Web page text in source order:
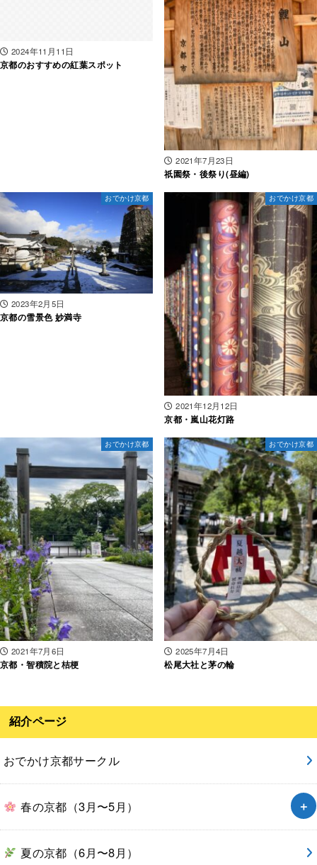
2024年11月11日
京都のおすすめの紅葉スポット
2021年7月23日
祇園祭・後祭り(昼編)
おでかけ京都
2023年2月5日
京都の雪景色 妙満寺
おでかけ京都
2021年12月12日
京都・嵐山花灯路
おでかけ京都
2021年7月6日
京都・智積院と桔梗
おでかけ京都
2025年7月4日
松尾大社と茅の輪
紹介ページ
おでかけ京都サークル
春の京都（3月〜5月）
夏の京都（6月〜8月）